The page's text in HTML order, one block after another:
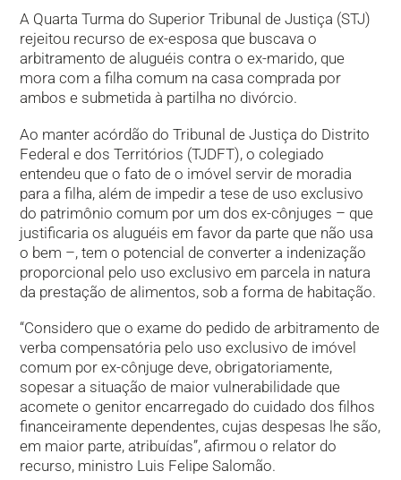
​​A Quarta Turma do Superior Tribunal de Justiça (STJ)
rejeitou recurso de ex-esposa que buscava o
arbitramento de aluguéis contra o ex-marido, que
mora com a filha comum na casa comprada por
ambos e submetida à partilha no divórcio.
Ao manter acórdão do Tribunal de Justiça do Distrito
Federal e dos Territórios (TJDFT), o colegiado
entendeu que o fato de o imóvel servir de moradia
para a filha, além de impedir a tese de uso exclusivo
do patrimônio comum por um dos ex-cônjuges – que
justificaria os aluguéis em favor da parte que não usa
o bem –, tem o potencial de converter a indenização
proporcional pelo uso exclusivo em parcela in natura
da prestação de alimentos, sob a forma de habitação.
“Considero que o exame do pedido de arbitramento de
verba compensatória pelo uso exclusivo de imóvel
comum por ex-cônjuge deve, obrigatoriamente,
sopesar a situação de maior vulnerabilidade que
acomete o genitor encarregado do cuidado dos filhos
financeiramente dependentes, cujas despesas lhe são,
em maior parte, atribuídas”, afirmou o relator do
recurso, ministro Luis Felipe Salomão.